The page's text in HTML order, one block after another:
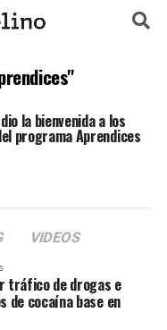
la bienvenida a los
programa Aprendices
VIDEOS
tráfico de drogas e
de cocaína base en